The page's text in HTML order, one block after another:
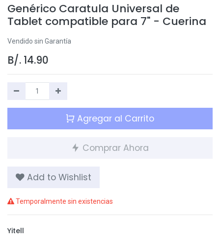
Genérico Caratula Universal de
Tablet compatible para 7" - Cuerina
Vendido sin Garantía
B/. 14.90
Agregar al Carrito
Comprar Ahora
Add to Wishlist
Temporalmente sin existencias
Yitell